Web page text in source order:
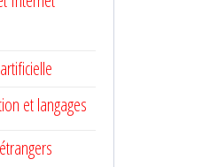
et langages